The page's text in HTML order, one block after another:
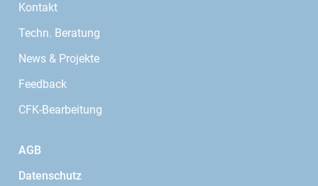
Kontakt
Techn. Beratung
News & Projekte
Feedback
CFK-Bearbeitung
AGB
Datenschutz